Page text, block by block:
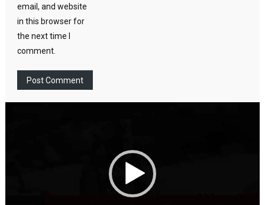
email, and website
in this browser for
the next time I
comment.